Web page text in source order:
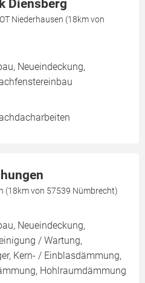
Diensberg
Niederhausen (18km von
Neueindeckung,
(18km von 57539 Nümbrecht)
Neueindeckung,
/ Wartung,
Kern- / Einblasdämmung,
Hohlraumdämmung